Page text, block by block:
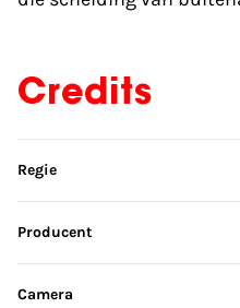
Credits
Sla credits
Regie
Producent
Camera